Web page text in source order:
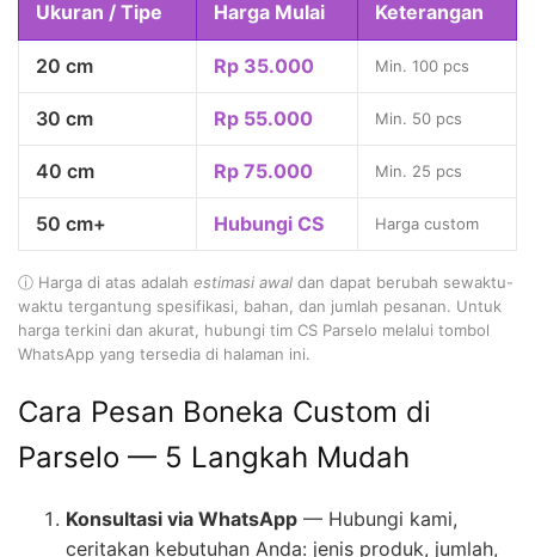
Ukuran / Tipe Harga Mulai Keterangan
20 cm Rp 35.000 Min. 100 pcs
30 cm Rp 55.000 Min. 50 pcs
40 cm Rp 75.000 Min. 25 pcs
50 cm+ Hubungi CS Harga custom
ⓘ Harga di atas adalah estimasi awal dan dapat berubah sewaktu-
waktu tergantung spesifikasi, bahan, dan jumlah pesanan. Untuk
harga terkini dan akurat, hubungi tim CS Parselo melalui tombol
WhatsApp yang tersedia di halaman ini.
Cara Pesan Boneka Custom di
Parselo — 5 Langkah Mudah
Konsultasi via WhatsApp — Hubungi kami,
ceritakan kebutuhan Anda: jenis produk, jumlah,